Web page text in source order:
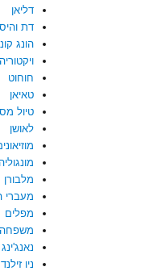
דליאן
דת
הונג
ויקטוריה
חוחוט
טאיאן
טיול
לאושן
מונגוליה
מלבורן
מעברי
מפלים
משפחה
נאנג'ינג
ניו זילנד